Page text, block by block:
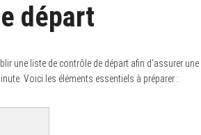
départ
une liste de contrôle de départ afin d’assurer une
Voici les éléments essentiels à préparer :